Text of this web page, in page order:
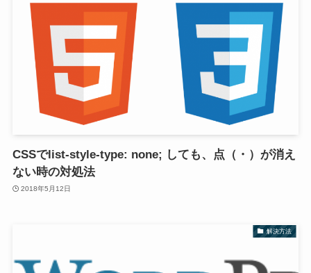
CSSでlist-style-type: none; しても、点（・）が消え
ない時の対処法
2018年5月12日
解決方法